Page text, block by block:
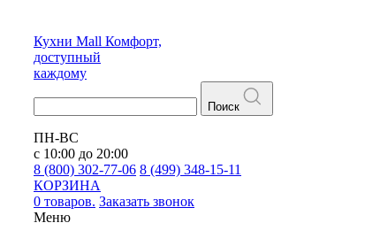
Кухни Mall Комфорт,
доступный
каждому
Поиск
ПН-ВС
с 10:00 до 20:00
8 (800) 302-77-06 8 (499) 348-15-11
КОРЗИНА
0 товаров. Заказать звонок
Меню